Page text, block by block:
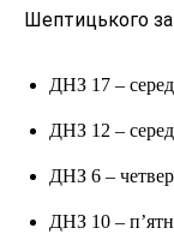
Шептицького
ДНЗ 17 –
ДНЗ 12 –
ДНЗ 6 –
ДНЗ 10 –